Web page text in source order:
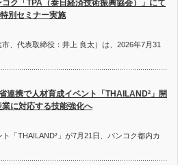
ク「TPA（泰日経済技術振興協会）」にて
別セミナー実施
、代表取締役：井上 良太）は、2026年7月31
連携で人材育成イベント「THAILAND²」開
に対応する技能強化へ
ト「THAILAND²」が7月21日、バンコク都内カ